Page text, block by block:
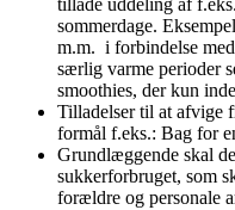
tillade uddeling af
sommerdage.
m.m. i forbindelse
særlig varme perioder
smoothies, der kun
Tilladelser til at afvige
formål f.eks.: Bag for
Grundlæggende skal
sukkerforbruget, som
forældre og personale